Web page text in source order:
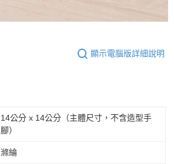
顯示電腦版詳細說明
14公分 x 14公分（主體尺寸，不含造型手
腳）
滌綸